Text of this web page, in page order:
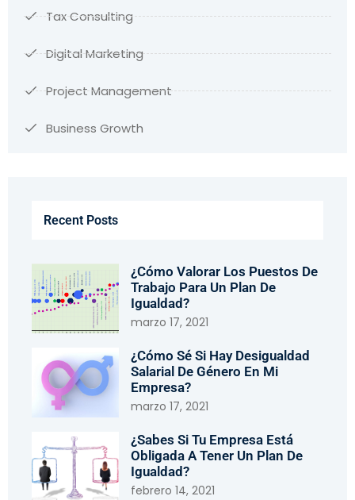
Tax Consulting
Digital Marketing
Project Management
Business Growth
Recent Posts
¿Cómo Valorar Los Puestos De
Trabajo Para Un Plan De
Igualdad?
marzo 17, 2021
¿Cómo Sé Si Hay Desigualdad
Salarial De Género En Mi
Empresa?
marzo 17, 2021
¿Sabes Si Tu Empresa Está
Obligada A Tener Un Plan De
Igualdad?
febrero 14, 2021